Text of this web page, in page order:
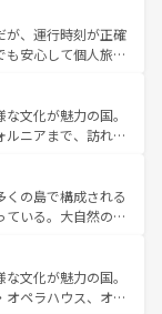
なる文化を体験で
情報はコンテンツ一覧
新着の
てほしい。
雅なアフタヌーン
国パブ、サッカー観
富。イギリスを旅
が、運行時刻が正確
安心して個人旅行
ではのユニークな
町歩きも満喫する
価も高いが、旅行
。 なお、新
照してほしい。
文化が魅力の国。
ニアまで、訪れる
グ、エンターテイ
。一方、アメリカ
ャニオンやイエロー
が融合した独特の
で異なる魅力を楽
感じることができ
の島で構成される
いる。大自然の神
地といえばオアフ
島やカウアイ島が
をはじめ、豊かな
文化が魅力の国。
ペラハウス、オー